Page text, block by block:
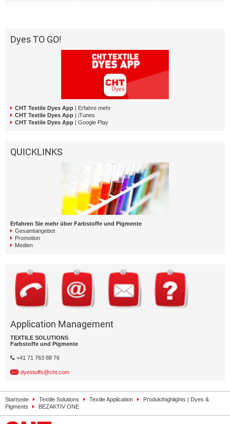
Dyes TO GO!
CHT Textile Dyes App | Erfahre mehr
CHT Textile Dyes App | iTunes
CHT Textile Dyes App | Google Play
QUICKLINKS
Erfahren Sie mehr über Farbstoffe und Pigmente
Gesamtangebot
Promotion
Medien
Application Management
TEXTILE SOLUTIONS
Farbstoffe und Pigmente
+41 71 763 88 76
dyestuffs@cht.com
Startseite Textile Solutions Textile Application
Produkthighlights | Dyes &
Pigments
BEZAKTIV ONE